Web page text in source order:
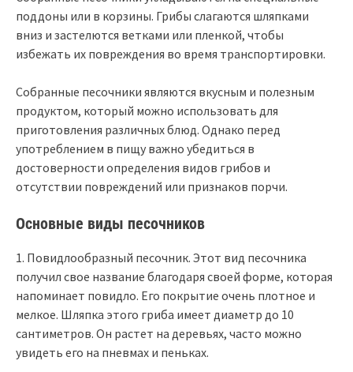
поддоны или в корзины. Грибы слагаются шляпками
вниз и застелются ветками или пленкой, чтобы
избежать их повреждения во время транспортировки.
Собранные песочники являются вкусным и полезным
продуктом, который можно использовать для
приготовления различных блюд. Однако перед
употреблением в пищу важно убедиться в
достоверности определения видов грибов и
отсутствии повреждений или признаков порчи.
Основные виды песочников
1. Повидлообразный песочник. Этот вид песочника
получил свое название благодаря своей форме, которая
напоминает повидло. Его покрытие очень плотное и
мелкое. Шляпка этого гриба имеет диаметр до 10
сантиметров. Он растет на деревьях, часто можно
увидеть его на пневмах и пеньках.